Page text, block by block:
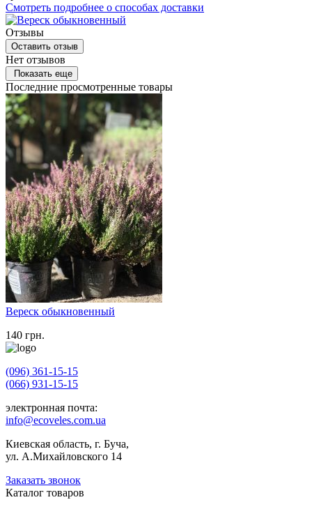
Смотреть подробнее о способах доставки
Отзывы
Оставить отзыв
Нет отзывов
Показать еще
Последние просмотренные товары
Вереск обыкновенный
140 грн.
(096) 361-15-15
(066) 931-15-15
электронная почта:
info@ecoveles.com.ua
Киевская область, г. Буча,
ул. А.Михайловского 14
Заказать звонок
Каталог товаров